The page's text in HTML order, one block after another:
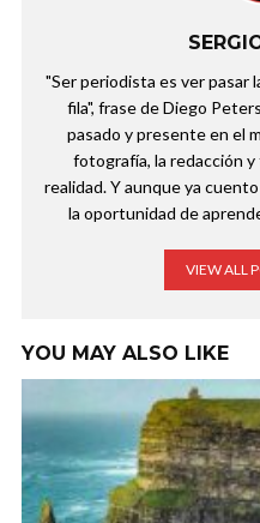
"Ser periodista es ver pasar
fila", frase de Diego
pasado y presente en el
fotografía, la redacción
realidad. Y aunque ya
la oportunidad de
VIEW ALL
YOU MAY ALSO LIKE